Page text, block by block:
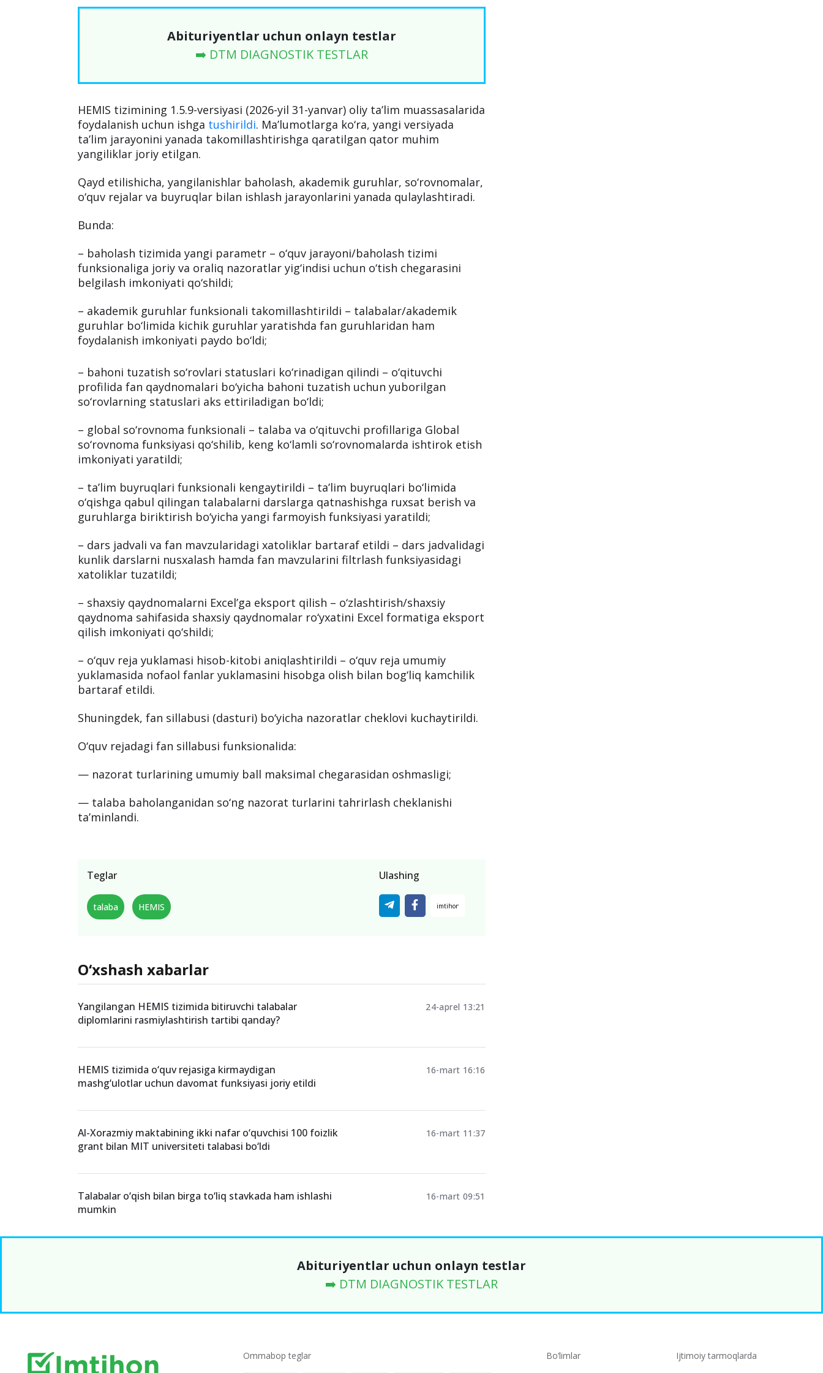
Abituriyentlar uchun onlayn testlar
➡️ DTM DIAGNOSTIK TESTLAR
HEMIS tizimining 1.5.9-versiyasi (2026-yil 31-yanvar) oliy ta’lim muassasalarida
foydalanish uchun ishga tushirildi. Ma’lumotlarga ko‘ra, yangi versiyada
ta’lim jarayonini yanada takomillashtirishga qaratilgan qator muhim
yangiliklar joriy etilgan.
Qayd etilishicha, yangilanishlar baholash, akademik guruhlar, so‘rovnomalar,
o‘quv rejalar va buyruqlar bilan ishlash jarayonlarini yanada qulaylashtiradi.
Bunda:
– baholash tizimida yangi parametr – o‘quv jarayoni/baholash tizimi
funksionaliga joriy va oraliq nazoratlar yig‘indisi uchun o‘tish chegarasini
belgilash imkoniyati qo‘shildi;
– akademik guruhlar funksionali takomillashtirildi – talabalar/akademik
guruhlar bo‘limida kichik guruhlar yaratishda fan guruhlaridan ham
foydalanish imkoniyati paydo bo‘ldi;
– bahoni tuzatish so‘rovlari statuslari ko‘rinadigan qilindi – o‘qituvchi
profilida fan qaydnomalari bo‘yicha bahoni tuzatish uchun yuborilgan
so‘rovlarning statuslari aks ettiriladigan bo‘ldi;
– global so‘rovnoma funksionali – talaba va o‘qituvchi profillariga Global
so‘rovnoma funksiyasi qo‘shilib, keng ko‘lamli so‘rovnomalarda ishtirok etish
imkoniyati yaratildi;
– ta’lim buyruqlari funksionali kengaytirildi – ta’lim buyruqlari bo‘limida
o‘qishga qabul qilingan talabalarni darslarga qatnashishga ruxsat berish va
guruhlarga biriktirish bo‘yicha yangi farmoyish funksiyasi yaratildi;
– dars jadvali va fan mavzularidagi xatoliklar bartaraf etildi – dars jadvalidagi
kunlik darslarni nusxalash hamda fan mavzularini filtrlash funksiyasidagi
xatoliklar tuzatildi;
– shaxsiy qaydnomalarni Excel’ga eksport qilish – o‘zlashtirish/shaxsiy
qaydnoma sahifasida shaxsiy qaydnomalar ro‘yxatini Excel formatiga eksport
qilish imkoniyati qo‘shildi;
– o‘quv reja yuklamasi hisob-kitobi aniqlashtirildi – o‘quv reja umumiy
yuklamasida nofaol fanlar yuklamasini hisobga olish bilan bog‘liq kamchilik
bartaraf etildi.
Shuningdek, fan sillabusi (dasturi) bo‘yicha nazoratlar cheklovi kuchaytirildi.
O‘quv rejadagi fan sillabusi funksionalida:
— nazorat turlarining umumiy ball maksimal chegarasidan oshmasligi;
— talaba baholanganidan so‘ng nazorat turlarini tahrirlash cheklanishi
ta’minlandi.
Teglar
talaba HEMIS
Ulashing
O‘xshash xabarlar
Yangilangan HEMIS tizimida bitiruvchi talabalar
diplomlarini rasmiylashtirish tartibi qanday?
24-aprel 13:21
HEMIS tizimida o‘quv rejasiga kirmaydigan
mashg‘ulotlar uchun davomat funksiyasi joriy etildi
16-mart 16:16
Al-Xorazmiy maktabining ikki nafar o‘quvchisi 100 foizlik
grant bilan MIT universiteti talabasi bo‘ldi
16-mart 11:37
Talabalar o‘qish bilan birga to‘liq stavkada ham ishlashi
mumkin
16-mart 09:51
Abituriyentlar uchun onlayn testlar
➡️ DTM DIAGNOSTIK TESTLAR
Ommabop teglar Bo‘limlar Ijtimoiy tarmoqlarda